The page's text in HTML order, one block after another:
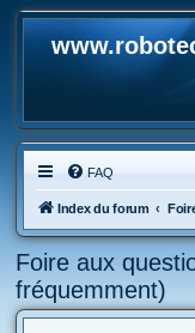
FAQ
Index du forum
Foire aux
fréquemment)